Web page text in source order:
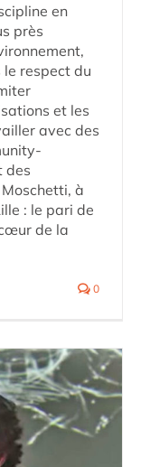
en
près
respect du
et les
avec des
des
à
: le pari de
de la
0